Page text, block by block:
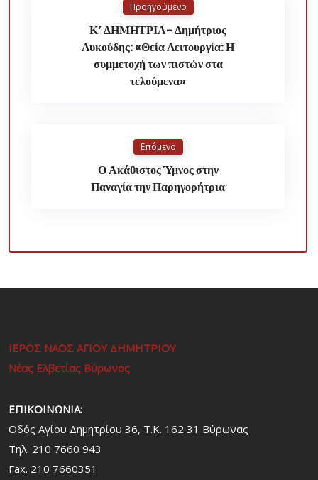
Προηγούμενο
Κ’ ΔΗΜΗΤΡΙΑ- Δημήτριος
Λυκούδης: «Θεία Λειτουργία: Η
συμμετοχή των πιστών στα
τελούμενα»
Επόμενο
Ο Ακάθιστος Ύμνος στην
Παναγία την Παρηγορήτρια
ΙΕΡΟΣ ΝΑΟΣ ΑΓΙΟΥ ΔΗΜΗΤΡΙΟΥ
Νέας Ελβετίας Βύρωνος
ΕΠΙΚΟΙΝΩΝΙΑ:
Οδός Αγίου Δημητρίου 36, Τ.Κ. 162 31 Bύρωνας
Τηλ. 210 7660 943
Fax. 210 7660351